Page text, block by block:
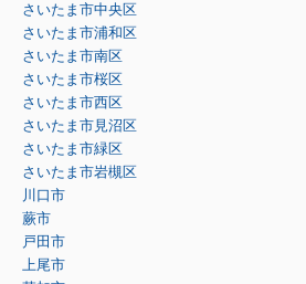
さいたま市中央区
さいたま市浦和区
さいたま市南区
さいたま市桜区
さいたま市西区
さいたま市見沼区
さいたま市緑区
さいたま市岩槻区
川口市
蕨市
戸田市
上尾市